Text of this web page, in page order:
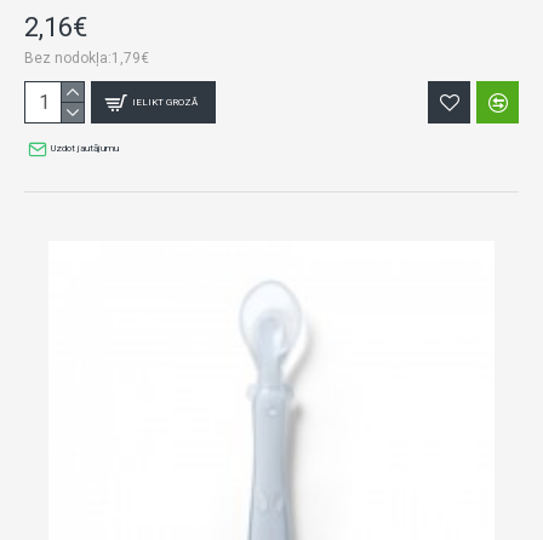
2,16€
Bez nodokļa:1,79€
IELIKT GROZĀ
Uzdot jautājumu